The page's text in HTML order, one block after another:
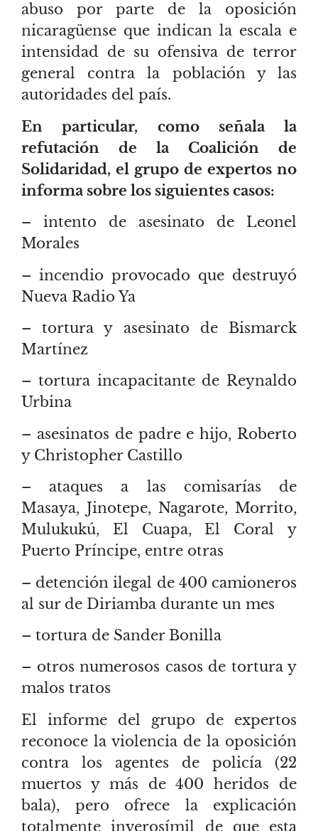
abuso por parte de la oposición
nicaragüense que indican la escala e
intensidad de su ofensiva de terror
general contra la población y las
autoridades del país.
En particular, como señala la
refutación de la Coalición de
Solidaridad, el grupo de expertos no
informa sobre los siguientes casos:
– intento de asesinato de Leonel
Morales
– incendio provocado que destruyó
Nueva Radio Ya
– tortura y asesinato de Bismarck
Martínez
– tortura incapacitante de Reynaldo
Urbina
– asesinatos de padre e hijo, Roberto
y Christopher Castillo
– ataques a las comisarías de
Masaya, Jinotepe, Nagarote, Morrito,
Mulukukú, El Cuapa, El Coral y
Puerto Príncipe, entre otras
– detención ilegal de 400 camioneros
al sur de Diriamba durante un mes
– tortura de Sander Bonilla
– otros numerosos casos de tortura y
malos tratos
El informe del grupo de expertos
reconoce la violencia de la oposición
contra los agentes de policía (22
muertos y más de 400 heridos de
bala), pero ofrece la explicación
totalmente inverosímil de que esta